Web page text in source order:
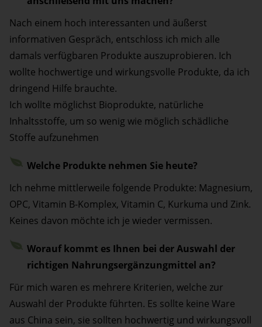
Nach einem hoch interessanten und äußerst
informativen Gespräch, entschloss ich mich alle
damals verfügbaren Produkte auszuprobieren. Ich
wollte hochwertige und wirkungsvolle Produkte, da ich
dringend Hilfe brauchte.
Ich wollte möglichst Bioprodukte, natürliche
Inhaltsstoffe, um so wenig wie möglich schädliche
Stoffe aufzunehmen
Welche Produkte nehmen Sie heute?
Ich nehme mittlerweile folgende Produkte: Magnesium,
OPC, Vitamin B-Komplex, Vitamin C, Kurkuma und Zink.
Keines davon möchte ich je wieder vermissen.
Worauf kommt es Ihnen bei der Auswahl der
richtigen Nahrungsergänzungmittel an?
Für mich waren es mehrere Kriterien, welche zur
Auswahl der Produkte führten. Es sollte keine Ware
aus China sein, sie sollten hochwertig und wirkungsvoll